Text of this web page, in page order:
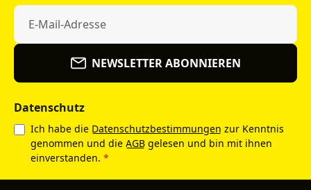
NEWSLETTER ABONNIEREN
Datenschutz
Ich habe die Datenschutzbestimmungen zur Kenntnis
genommen und die AGB gelesen und bin mit ihnen
einverstanden. *